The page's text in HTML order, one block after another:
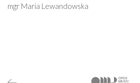
mgr Maria Lewandowska